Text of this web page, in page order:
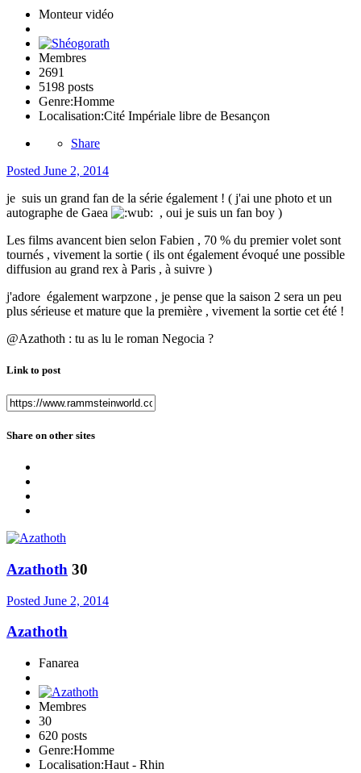
Monteur vidéo
Membres
2691
5198 posts
Genre:Homme
Localisation:Cité Impériale libre de Besançon
Share
Posted June 2, 2014
je suis un grand fan de la série également ! ( j'ai une photo et un
autographe de Gaea
, oui je suis un fan boy )
Les films avancent bien selon Fabien , 70 % du premier volet sont
tournés , vivement la sortie ( ils ont également évoqué une possible
diffusion au grand rex à Paris , à suivre )
j'adore également warpzone , je pense que la saison 2 sera un peu
plus sérieuse et mature que la première , vivement la sortie cet été !
@Azathoth : tu as lu le roman Negocia ?
Link to post
Share on other sites
Azathoth 30
Posted June 2, 2014
Azathoth
Fanarea
Membres
30
620 posts
Genre:Homme
Localisation:Haut - Rhin